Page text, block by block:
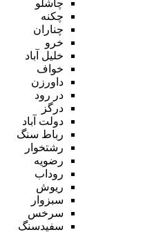
چاشلو
چکنه
چناران
خرو
خلیل آباد
خواف
داورزن
در رود
درگز
دولت آباد
رباط سنگ
رشتخوار
رضویه
روداب
ریوش
سبزوار
سرخس
سفیدسنگ